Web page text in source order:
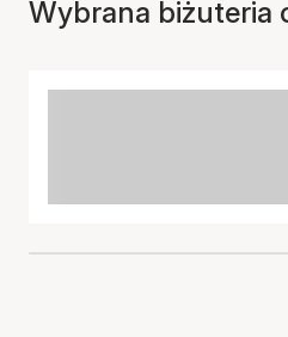
Wybrana biżuteria